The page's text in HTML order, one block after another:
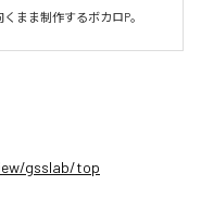
まま制作するボカロP。
gsslab/top